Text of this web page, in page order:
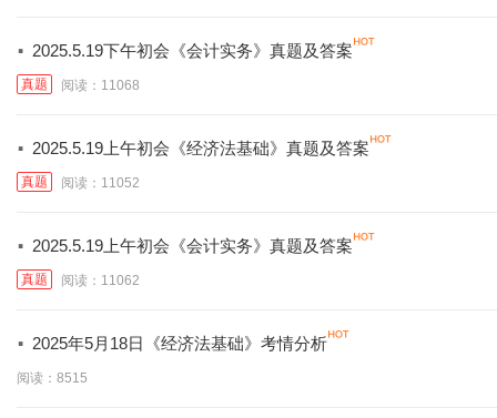
· 2025.5.19下午初会《会计实务》真题及答案
真题 阅读：11068
· 2025.5.19上午初会《经济法基础》真题及答案
真题 阅读：11052
· 2025.5.19上午初会《会计实务》真题及答案
真题 阅读：11062
· 2025年5月18日《经济法基础》考情分析
阅读：8515